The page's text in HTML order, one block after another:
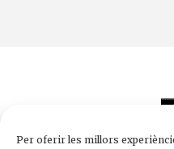
Per oferir les millors